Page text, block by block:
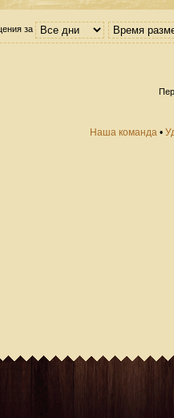
за
Наша команда •